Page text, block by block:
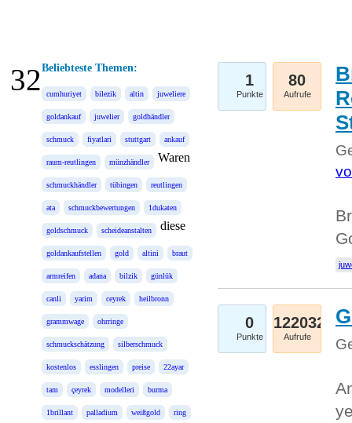
Beliebteste Themen:
cumhuriyet bilezik altin juweliere
goldankauf juwelier goldhändler
schmuck fiyatlari stuttgart ankauf
raum-reutlingen münzhändler
schmuckhändler tübingen reutlingen
ata schmuckbewertungen 1dukaten
goldschmuck scheideanstalten
goldankaufstellen gold altini braut
armreifen adana bilzik günlük
canli yarim ceyrek heilbronn
grammwage ohrringe
schmuckschätzung silberschmuck
kostenlos esslingen preise 22ayar
tam çeyrek modelleri burma
1brillant palladium weißgold ring
Waren
diese
1
Punkte
80
Aufrufe
0
Punkte
122032
Aufrufe
32